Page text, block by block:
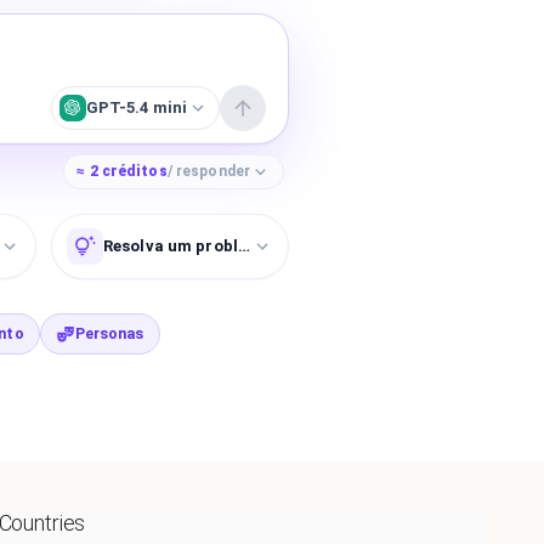
GPT-5.4 mini
≈ 2 créditos/ responder
Resolva um problema
Personas